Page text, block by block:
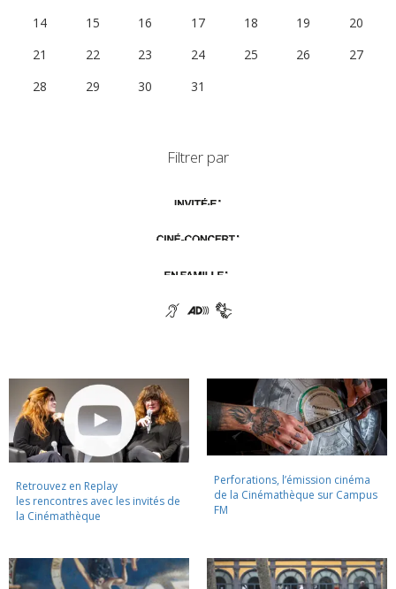
14
15 16 17 18 19
20
21
22 23 24 25 26
27
28
29 30 31
Filtrer par
Retrouvez en Replay
les rencontres avec les invités de
la Cinémathèque
Perforations, l’émission cinéma
de la Cinémathèque sur Campus
FM